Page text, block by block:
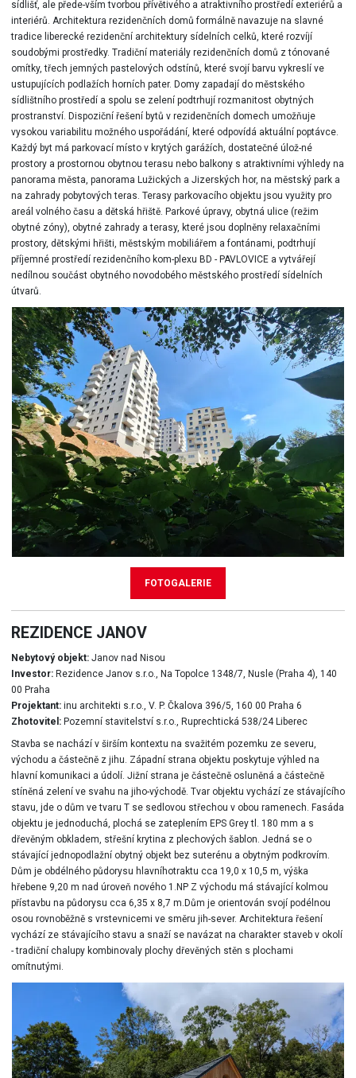
FOTOGALERIE
sídlišť, ale přede-vším tvorbou přívětivého a atraktivního prostředí exteriérů a
interiérů. Architektura rezidenčních domů formálně navazuje na slavné
tradice liberecké rezidenční architektury sídelních celků, které rozvíjí
soudobými prostředky. Tradiční materiály rezidenčních domů z tónované
omítky, třech jemných pastelových odstínů, které svojí barvu vykreslí ve
ustupujících podlažích horních pater. Domy zapadají do městského
sídlištního prostředí a spolu se zelení podtrhují rozmanitost obytných
prostranství. Dispoziční řešení bytů v rezidenčních domech umožňuje
vysokou variabilitu možného uspořádání, které odpovídá aktuální poptávce.
Každý byt má parkovací místo v krytých garážích, dostatečné úlož-né
prostory a prostornou obytnou terasu nebo balkony s atraktivními výhledy na
panorama města, panorama Lužických a Jizerských hor, na městský park a
na zahrady pobytových teras. Terasy parkovacího objektu jsou využity pro
areál volného času a dětská hřiště. Parkové úpravy, obytná ulice (režim
obytné zóny), obytné zahrady a terasy, které jsou doplněny relaxačními
prostory, dětskými hřišti, městským mobiliářem a fontánami, podtrhují
příjemné prostředí rezidenčního kom-plexu BD - PAVLOVICE a vytvářejí
nedílnou součást obytného novodobého městského prostředí sídelních
útvarů.
REZIDENCE JANOV
Nebytový objekt:Janov nad Nisou
Investor:Rezidence Janov s.r.o., Na Topolce 1348/7, Nusle (Praha 4), 140
00 Praha
Projektant:inu architekti s.r.o., V. P. Čkalova 396/5, 160 00 Praha 6
Zhotovitel:Pozemní stavitelství s.r.o., Ruprechtická 538/24 Liberec
Stavba se nachází v širším kontextu na svažitém pozemku ze severu,
východu a částečně z jihu. Západní strana objektu poskytuje výhled na
hlavní komunikaci a údolí. Jižní strana je částečně osluněná a částečně
stíněná zelení ve svahu na jiho-východě. Tvar objektu vychází ze stávajícího
stavu, jde o dům ve tvaru T se sedlovou střechou v obou ramenech. Fasáda
objektu je jednoduchá, plochá se zateplením EPS Grey tl. 180 mm a s
dřevěným obkladem, střešní krytina z plechových šablon. Jedná se o
stávající jednopodlažní obytný objekt bez suterénu a obytným podkrovím.
Dům je obdélného půdorysu hlavníhotraktu cca 19,0 x 10,5 m, výška
hřebene 9,20 m nad úroveň nového 1.NP Z východu má stávající kolmou
přístavbu na půdorysu cca 6,35 x 8,7 m.Dům je orientován svojí podélnou
osou rovnoběžně s vrstevnicemi ve směru jih-sever. Architektura řešení
vychází ze stávajícího stavu a snaží se navázat na charakter staveb v okolí
- tradiční chalupy kombinovaly plochy dřevěných stěn s plochami
omítnutými.